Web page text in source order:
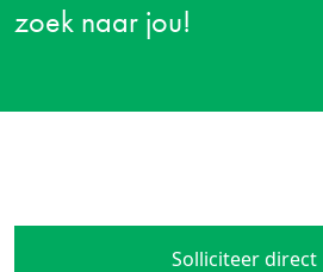
zoek naar jou!
Solliciteer direct